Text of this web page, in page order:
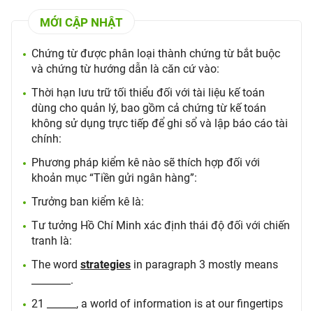
MỚI CẬP NHẬT
Chứng từ được phân loại thành chứng từ bắt buộc
và chứng từ hướng dẫn là căn cứ vào:
Thời hạn lưu trữ tối thiểu đối với tài liệu kế toán
dùng cho quản lý, bao gồm cả chứng từ kế toán
không sử dụng trực tiếp để ghi sổ và lập báo cáo tài
chính:
Phương pháp kiểm kê nào sẽ thích hợp đối với
khoản mục “Tiền gửi ngân hàng”:
Trưởng ban kiểm kê là:
Tư tưởng Hồ Chí Minh xác định thái độ đối với chiến
tranh là:
The word strategies in paragraph 3 mostly means
________.
21 ______, a world of information is at our fingertips